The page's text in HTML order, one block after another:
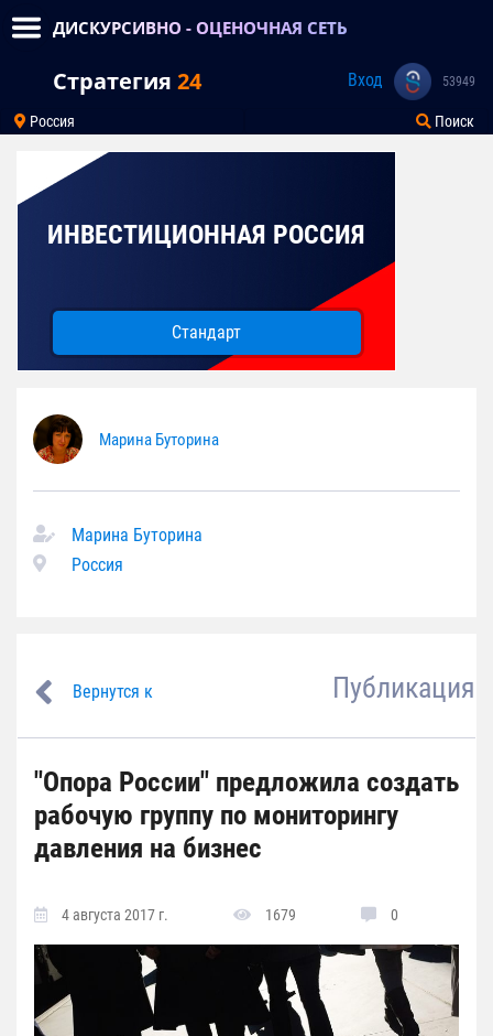
ДИСКУРСИВНО - ОЦЕНОЧНАЯ СЕТЬ
Стратегия 24 Вход 53949
Россия Поиск
ИНВЕСТИЦИОННАЯ РОССИЯ
Стандарт
Марина Буторина
Марина Буторина
Россия
Вернутся к Публикация
"Опора России" предложила создать
рабочую группу по мониторингу
давления на бизнес
4 августа 2017 г. 1679 0